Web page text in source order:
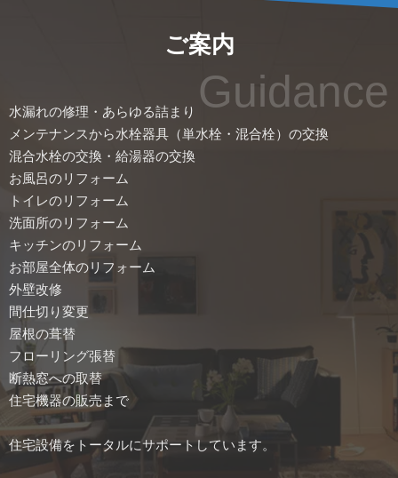
ご案内
Guidance
水漏れの修理・あらゆる詰まり
メンテナンスから水栓器具（単水栓・混合栓）の交換
混合水栓の交換・給湯器の交換
お風呂のリフォーム
トイレのリフォーム
洗面所のリフォーム
キッチンのリフォーム
お部屋全体のリフォーム
外壁改修
間仕切り変更
屋根の葺替
フローリング張替
断熱窓への取替
住宅機器の販売まで
住宅設備をトータルにサポートしています。